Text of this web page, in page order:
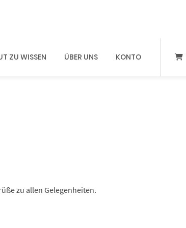
ZU WISSEN ÜBER UNS KONTO
zu allen Gelegenheiten.